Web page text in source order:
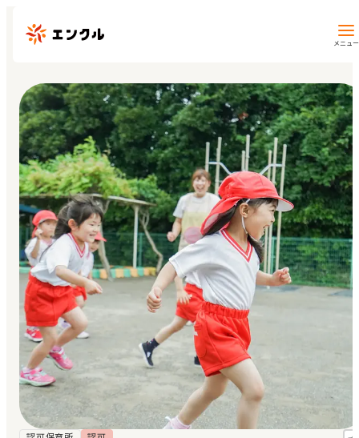
メニュー
保育園・幼稚園を探す
地図から探す
地域から探す
マイページ
閲覧履歴
お気に入り
見学日記
メッセージ